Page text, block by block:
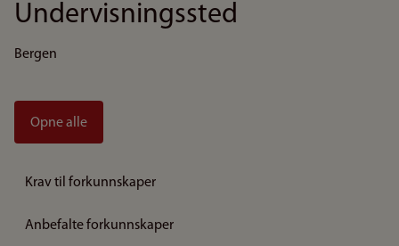
Undervisningssted
Bergen
Opne alle
Krav til forkunnskaper
Anbefalte forkunnskaper